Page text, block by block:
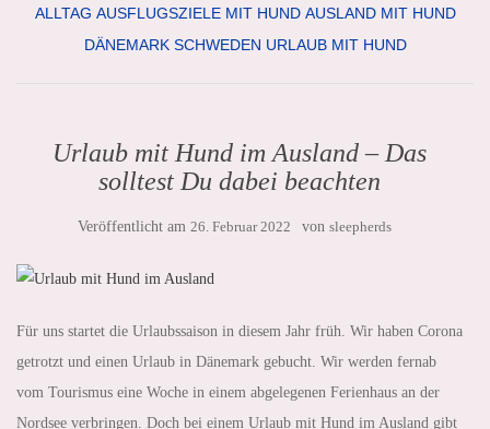
ALLTAG AUSFLUGSZIELE MIT HUND AUSLAND MIT HUND
DÄNEMARK SCHWEDEN URLAUB MIT HUND
Urlaub mit Hund im Ausland – Das
solltest Du dabei beachten
Veröffentlicht am 26. Februar 2022 von sleepherds
Für uns startet die Urlaubssaison in diesem Jahr früh. Wir haben Corona
getrotzt und einen Urlaub in Dänemark gebucht. Wir werden fernab
vom Tourismus eine Woche in einem abgelegenen Ferienhaus an der
Nordsee verbringen. Doch bei einem Urlaub mit Hund im Ausland gibt